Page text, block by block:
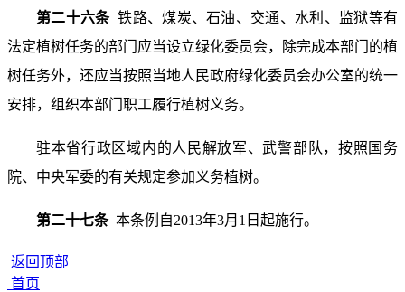
第二十六条铁路、煤炭、石油、交通、水利、监狱等有
法定植树任务的部门应当设立绿化委员会，除完成本部门的植
树任务外，还应当按照当地人民政府绿化委员会办公室的统一
安排，组织本部门职工履行植树义务。
驻本省行政区域内的人民解放军、武警部队，按照国务
院、中央军委的有关规定参加义务植树。
第二十七条 本条例自2013年3月1日起施行。
返回顶部
首页